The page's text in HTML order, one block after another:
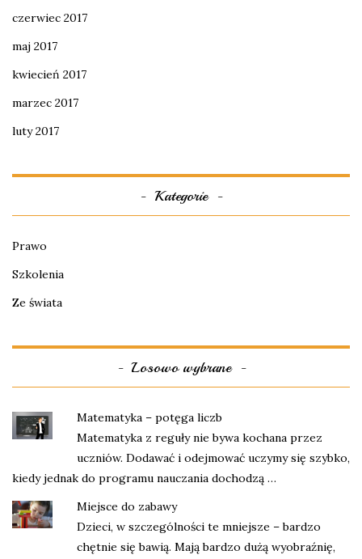
czerwiec 2017
maj 2017
kwiecień 2017
marzec 2017
luty 2017
Kategorie
Prawo
Szkolenia
Ze świata
Losowo wybrane
Matematyka – potęga liczb
Matematyka z reguły nie bywa kochana przez
uczniów. Dodawać i odejmować uczymy się szybko,
kiedy jednak do programu nauczania dochodzą …
Miejsce do zabawy
Dzieci, w szczególności te mniejsze – bardzo
chętnie się bawią. Mają bardzo dużą wyobraźnię,